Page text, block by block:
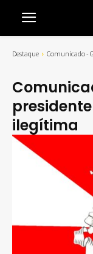
Destaque Comunicado -
ilegítima